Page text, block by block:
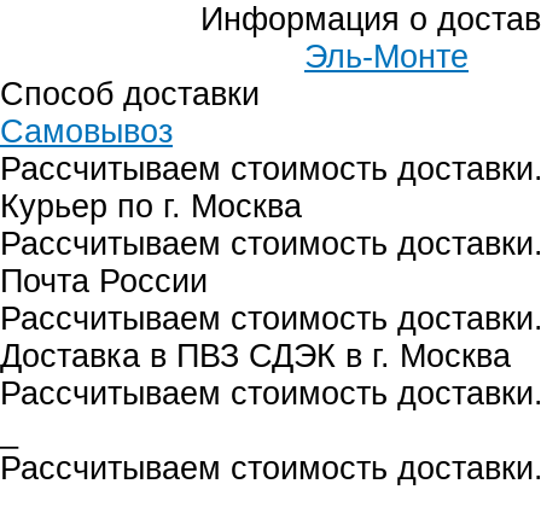
Информация о
Эль-Монте
Способ доставки
Самовывоз
Рассчитываем стоимость
Курьер по г. Москва
Рассчитываем стоимость
Почта России
Рассчитываем стоимость
Доставка в ПВЗ СДЭК в г. Москва
Рассчитываем стоимость
Рассчитываем стоимость